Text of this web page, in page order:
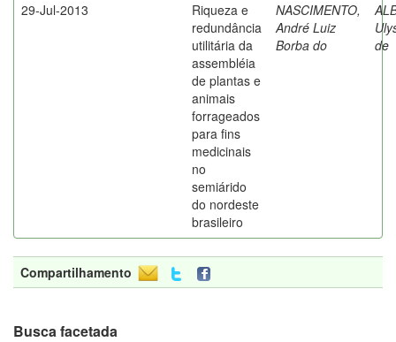
29-Jul-2013
Riqueza e
redundância
utilitária da
assembléia
de plantas e
animais
forrageados
para fins
medicinais
no
semiárido
do nordeste
brasileiro
NASCIMENTO,
André Luiz
Borba do
de
Compartilhamento
Busca facetada